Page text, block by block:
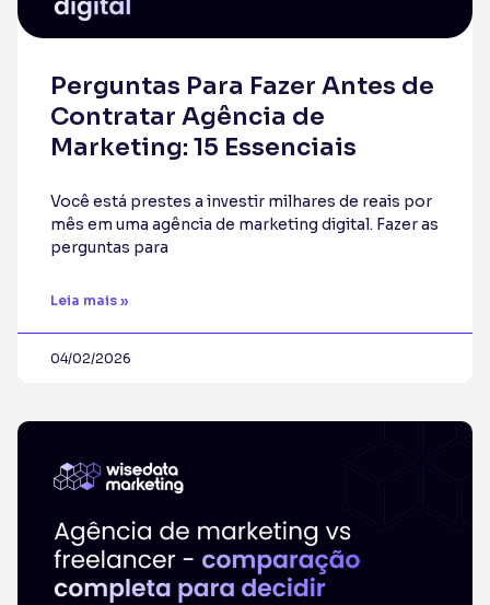
Perguntas Para Fazer Antes de
Contratar Agência de
Marketing: 15 Essenciais
Você está prestes a investir milhares de reais por
mês em uma agência de marketing digital. Fazer as
perguntas para
Leia mais »
04/02/2026